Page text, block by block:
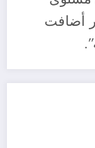
أضافت